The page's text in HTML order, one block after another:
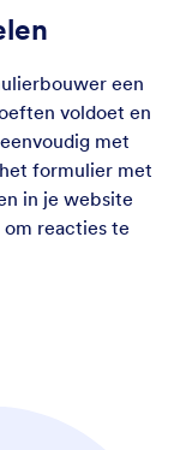
een
voldoet en
met
formulier met
in je website
reacties te